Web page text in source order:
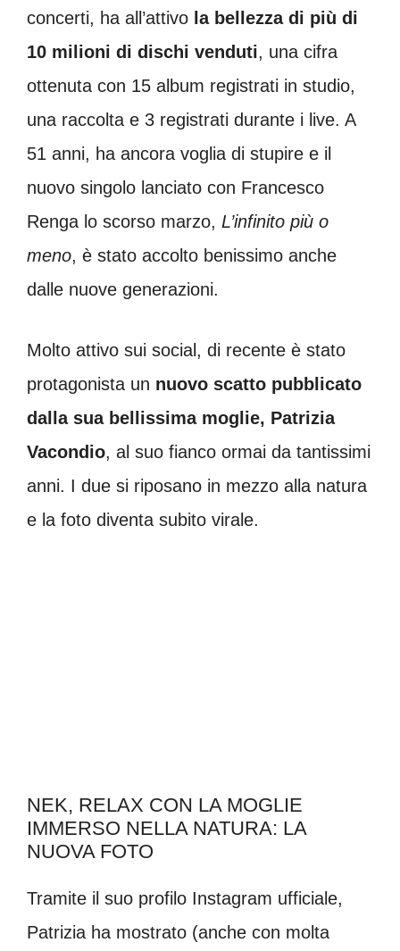
concerti, ha all’attivo la bellezza di più di
10 milioni di dischi venduti, una cifra
ottenuta con 15 album registrati in studio,
una raccolta e 3 registrati durante i live. A
51 anni, ha ancora voglia di stupire e il
nuovo singolo lanciato con Francesco
Renga lo scorso marzo, L’infinito più o
meno, è stato accolto benissimo anche
dalle nuove generazioni.
Molto attivo sui social, di recente è stato
protagonista un nuovo scatto pubblicato
dalla sua bellissima moglie, Patrizia
Vacondio, al suo fianco ormai da tantissimi
anni. I due si riposano in mezzo alla natura
e la foto diventa subito virale.
NEK, RELAX CON LA MOGLIE
IMMERSO NELLA NATURA: LA
NUOVA FOTO
Tramite il suo profilo Instagram ufficiale,
Patrizia ha mostrato (anche con molta